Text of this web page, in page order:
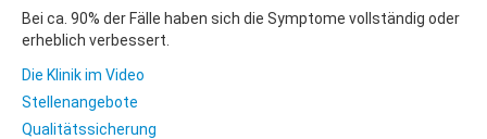
Bei ca. 90% der Fälle haben sich die Symptome vollständig oder
erheblich verbessert.
Die Klinik im Video
Stellenangebote
Qualitätssicherung